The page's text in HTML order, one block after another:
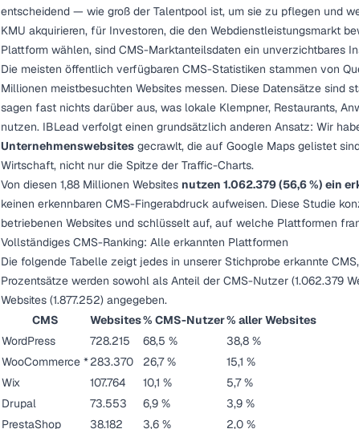
entscheidend — wie groß der Talentpool ist, um sie zu pflegen und
KMU akquirieren, für Investoren, die den Webdienstleistungsmarkt
Plattform wählen, sind CMS-Marktanteilsdaten ein unverzichtbares
Die meisten öffentlich verfügbaren CMS-Statistiken stammen von
Millionen meistbesuchten Websites messen. Diese Datensätze sind
sagen fast nichts darüber aus, was lokale Klempner, Restaurants,
nutzen. IBLead verfolgt einen grundsätzlich anderen Ansatz: Wir
Unternehmenswebsites gecrawlt, die auf Google Maps gelistet
Wirtschaft, nicht nur die Spitze der Traffic-Charts.
Von diesen 1,88 Millionen Websites nutzen 1.062.379 (56,6 %) ein
keinen erkennbaren CMS-Fingerabdruck aufweisen. Diese Studie
betriebenen Websites und schlüsselt auf, auf welche Plattformen
Vollständiges CMS-Ranking: Alle erkannten Plattformen
Die folgende Tabelle zeigt jedes in unserer Stichprobe erkannte
Prozentsätze werden sowohl als Anteil der CMS-Nutzer (1.062.379
Websites (1.877.252) angegeben.
CMS
Websites% CMS-Nutzer% aller Websites
WordPress
728.215 68,5 %
38,8 %
WooCommerce *283.370 26,7 %
15,1 %
Wix
107.764 10,1 %
5,7 %
Drupal
73.553 6,9 %
3,9 %
PrestaShop
38.182 3,6 %
2,0 %